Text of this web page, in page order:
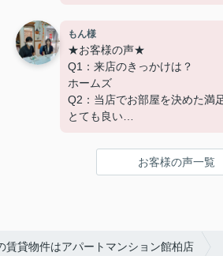
引越し業者のご紹介やインタ
談、その他入居中のお困りご
ら、どうぞお気軽にご相談くだ
アパートマンション館は365
開催中！ お問い合わせは
ぞ♪
---------------------------
この度は弊社でのご契約あり
た！
アパートマンション館では、
でなく、入居後のアフターフ
引越し業者のご紹介やインタ
談、その他入居中のお困りご
もん様
★お客様の声★
Q1：来店のきっかけは？
ホームズ
Q2：当店でお部屋を決めた満
とても良い
アパートマンション館では、
でなく、入居後のアフターフ
お客様の声一覧
賃貸物件はアパートマンション館柏店